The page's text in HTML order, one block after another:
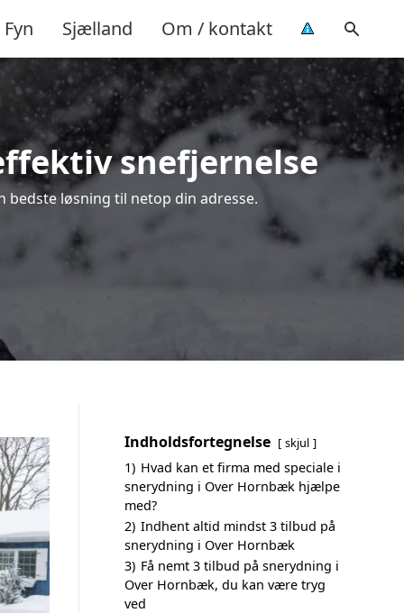
Fyn Sjælland Om / kontakt
snefjernelse
løsning til netop din adresse.
Indholdsfortegnelse skjul
1) Hvad kan et firma med speciale i
snerydning i Over Hornbæk hjælpe
med?
2) Indhent altid mindst 3 tilbud på
snerydning i Over Hornbæk
3) Få nemt 3 tilbud på snerydning i
Over Hornbæk, du kan være tryg
ved